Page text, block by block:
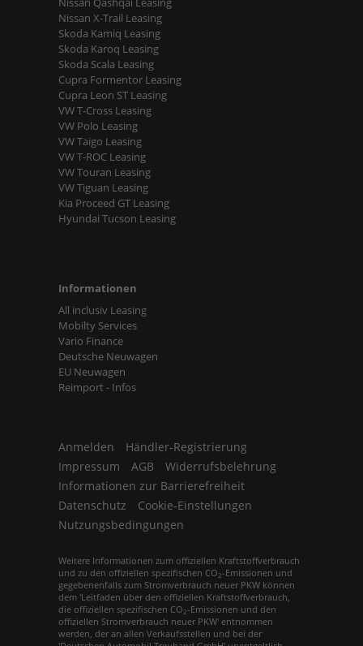
Nissan X-Trail Leasing
Skoda Kamiq Leasing
Skoda Karoq Leasing
Skoda Scala Leasing
Cupra Formentor Leasing
Cupra Leon ST Leasing
VW T-Cross Leasing
VW Polo Leasing
VW Taigo Leasing
VW T-ROC Leasing
VW Touran Leasing
VW Tiguan Leasing
Kia Proceed GT Leasing
Hyundai Tucson Leasing
Informationen
All inclusiv Leasing
Mobilty Services
Vario Finance
Deutsche Neuwagen
EU Neuwagen
Reimport - Infos
Anmelden
Händler-Registrierung
Impressum
AGB
Widerrufsbelehrung
Informationen zur Barrierefreiheit
Datenschutz
Cookie-Einstellungen
Nutzungsbedingungen
Weitere Informationen zum offiziellen Kraftstoffverbrauch
und zu den offiziellen spezifischen CO 2-Emissionen und
gegebenenfalls zum Stromverbrauch neuer PKW können
dem 'Leitfaden über den offiziellen Kraftstoffverbrauch,
die offiziellen spezifischen CO 2-Emissionen und den
offiziellen Stromverbrauch neuer PKW' entnommen
werden, der an allen Verkaufsstellen und bei der